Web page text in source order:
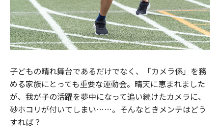
子どもの晴れ舞台であるだけでなく、「カメラ係」を務
める家族にとっても重要な運動会。晴天に恵まれました
が、我が子の活躍を夢中になって追い続けたカメラに、
砂ホコリが付いてしまい……。そんなときメンテはどう
すれば？